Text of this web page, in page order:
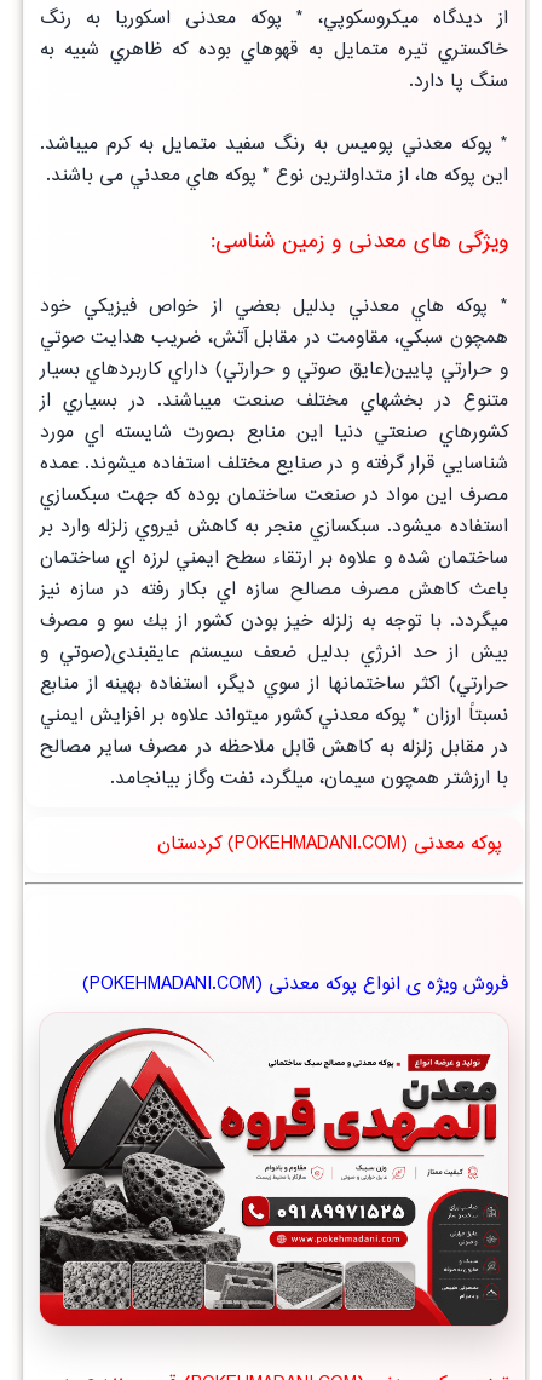
از ديدگاه میكروسكوپي، * پوكه معدنی اسكوريا به رنگ
خاكستري تيره متمايل به قهوهاي بوده كه ظاهري شبيه به
سنگ پا دارد.
* پوكه معدني پوميس به رنگ سفيد متمايل به كرم ميباشد.
اين پوکه ها، از متداولترين نوع * پوكه هاي معدني می باشند.
ویژگی های معدنی و زمین شناسی:
* پوكه هاي معدني بدليل بعضي از خواص فيزيكي خود
همچون سبكي، مقاومت در مقابل آتش، ضريب هدايت صوتي
و حرارتي پايين(عايق صوتي و حرارتي) داراي كاربردهاي بسيار
متنوع در بخشهاي مختلف صنعت ميباشند. در بسياري از
كشورهاي صنعتي دنيا اين منابع بصورت شايسته اي مورد
شناسايي قرار گرفته و در صنايع مختلف استفاده ميشوند. عمده
مصرف اين مواد در صنعت ساختمان بوده كه جهت سبكسازي
استفاده ميشود. سبكسازي منجر به كاهش نيروي زلزله وارد بر
ساختمان شده و علاوه بر ارتقاء سطح ايمني لرزه اي ساختمان
باعث كاهش مصرف مصالح سازه اي بكار رفته در سازه نيز
ميگردد. با توجه به زلزله خيز بودن كشور از يك سو و مصرف
بيش از حد انرژي بدليل ضعف سيستم عايقبندی(صوتي و
حرارتي) اكثر ساختمانها از سوي ديگر، استفاده بهينه از منابع
نسبتاً ارزان * پوكه معدني كشور ميتواند علاوه بر افزايش ايمني
در مقابل زلزله به كاهش قابل ملاحظه در مصرف ساير مصالح
با ارزشتر همچون سيمان، ميلگرد، نفت وگاز بيانجامد.
پوکه معدنی (POKEHMADANI.COM) کردستان
فروش ویژه ی انواع پوکه معدنی (POKEHMADANI.COM)